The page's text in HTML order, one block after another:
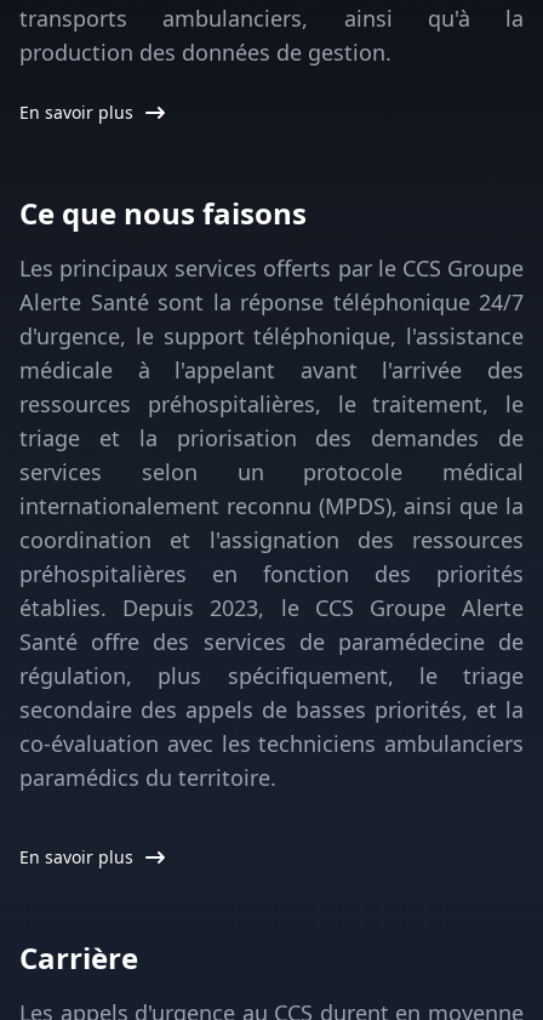
transports ambulanciers, ainsi qu'à la
production des données de gestion.
En savoir plus
Ce que nous faisons
Les principaux services offerts par le CCS Groupe
Alerte Santé sont la réponse téléphonique 24/7
d'urgence, le support téléphonique, l'assistance
médicale à l'appelant avant l'arrivée des
ressources préhospitalières, le traitement, le
triage et la priorisation des demandes de
services selon un protocole médical
internationalement reconnu (MPDS), ainsi que la
coordination et l'assignation des ressources
préhospitalières en fonction des priorités
établies. Depuis 2023, le CCS Groupe Alerte
Santé offre des services de paramédecine de
régulation, plus spécifiquement, le triage
secondaire des appels de basses priorités, et la
co-évaluation avec les techniciens ambulanciers
paramédics du territoire.
En savoir plus
Carrière
Les appels d'urgence au CCS durent en moyenne